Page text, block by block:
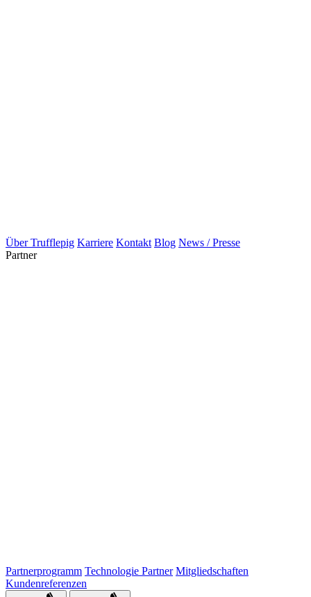
Über Trufflepig Karriere Kontakt Blog News / Presse
Partner
Partnerprogramm Technologie Partner Mitgliedschaften
Kundenreferenzen